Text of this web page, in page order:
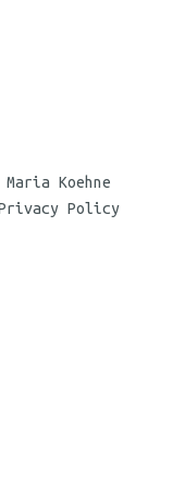
Koehne
Policy